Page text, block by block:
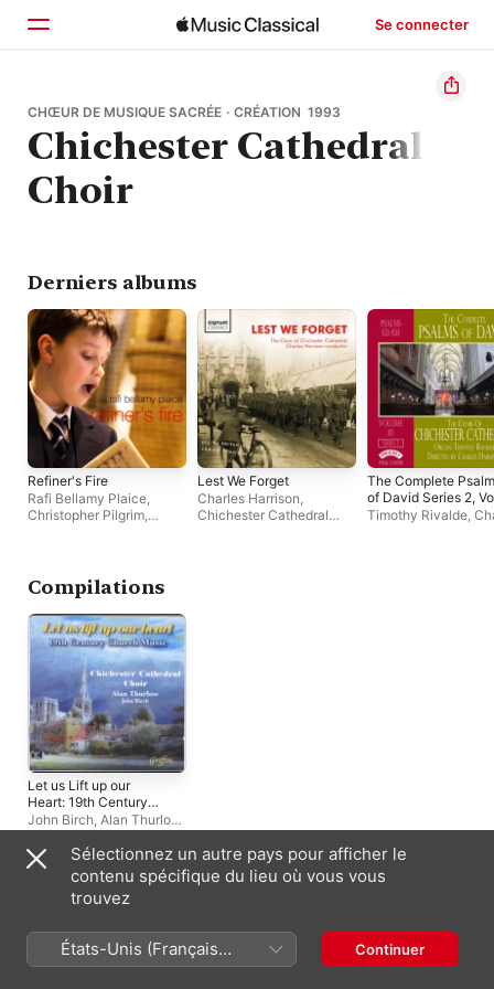
Se connecter
Accueil
Parcourir
Rechercher
CHŒUR DE MUSIQUE SACRÉE · CRÉATION 1993
Chichester Cathedral
Choir
Derniers albums
Refiner's Fire
Rafi Bellamy Plaice,
Christopher Pilgrim,
Lest We Forget
Charles Harrison,
Chichester Cathedral
The Complete
of David Series 2,
10
Timothy Rivalde,
Compilations
Let us Lift up our
Heart: 19th Century
Victorian Church
Music
John Birch, Alan Thurlow
Choir
Artistes similaires
Sélectionnez un autre pays pour afficher le
contenu spécifique du lieu où vous vous
trouvez
États-Unis (Français
France)
Continuer